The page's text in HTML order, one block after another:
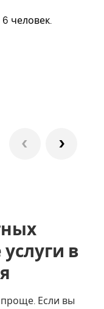
человек.
в
проще. Если вы